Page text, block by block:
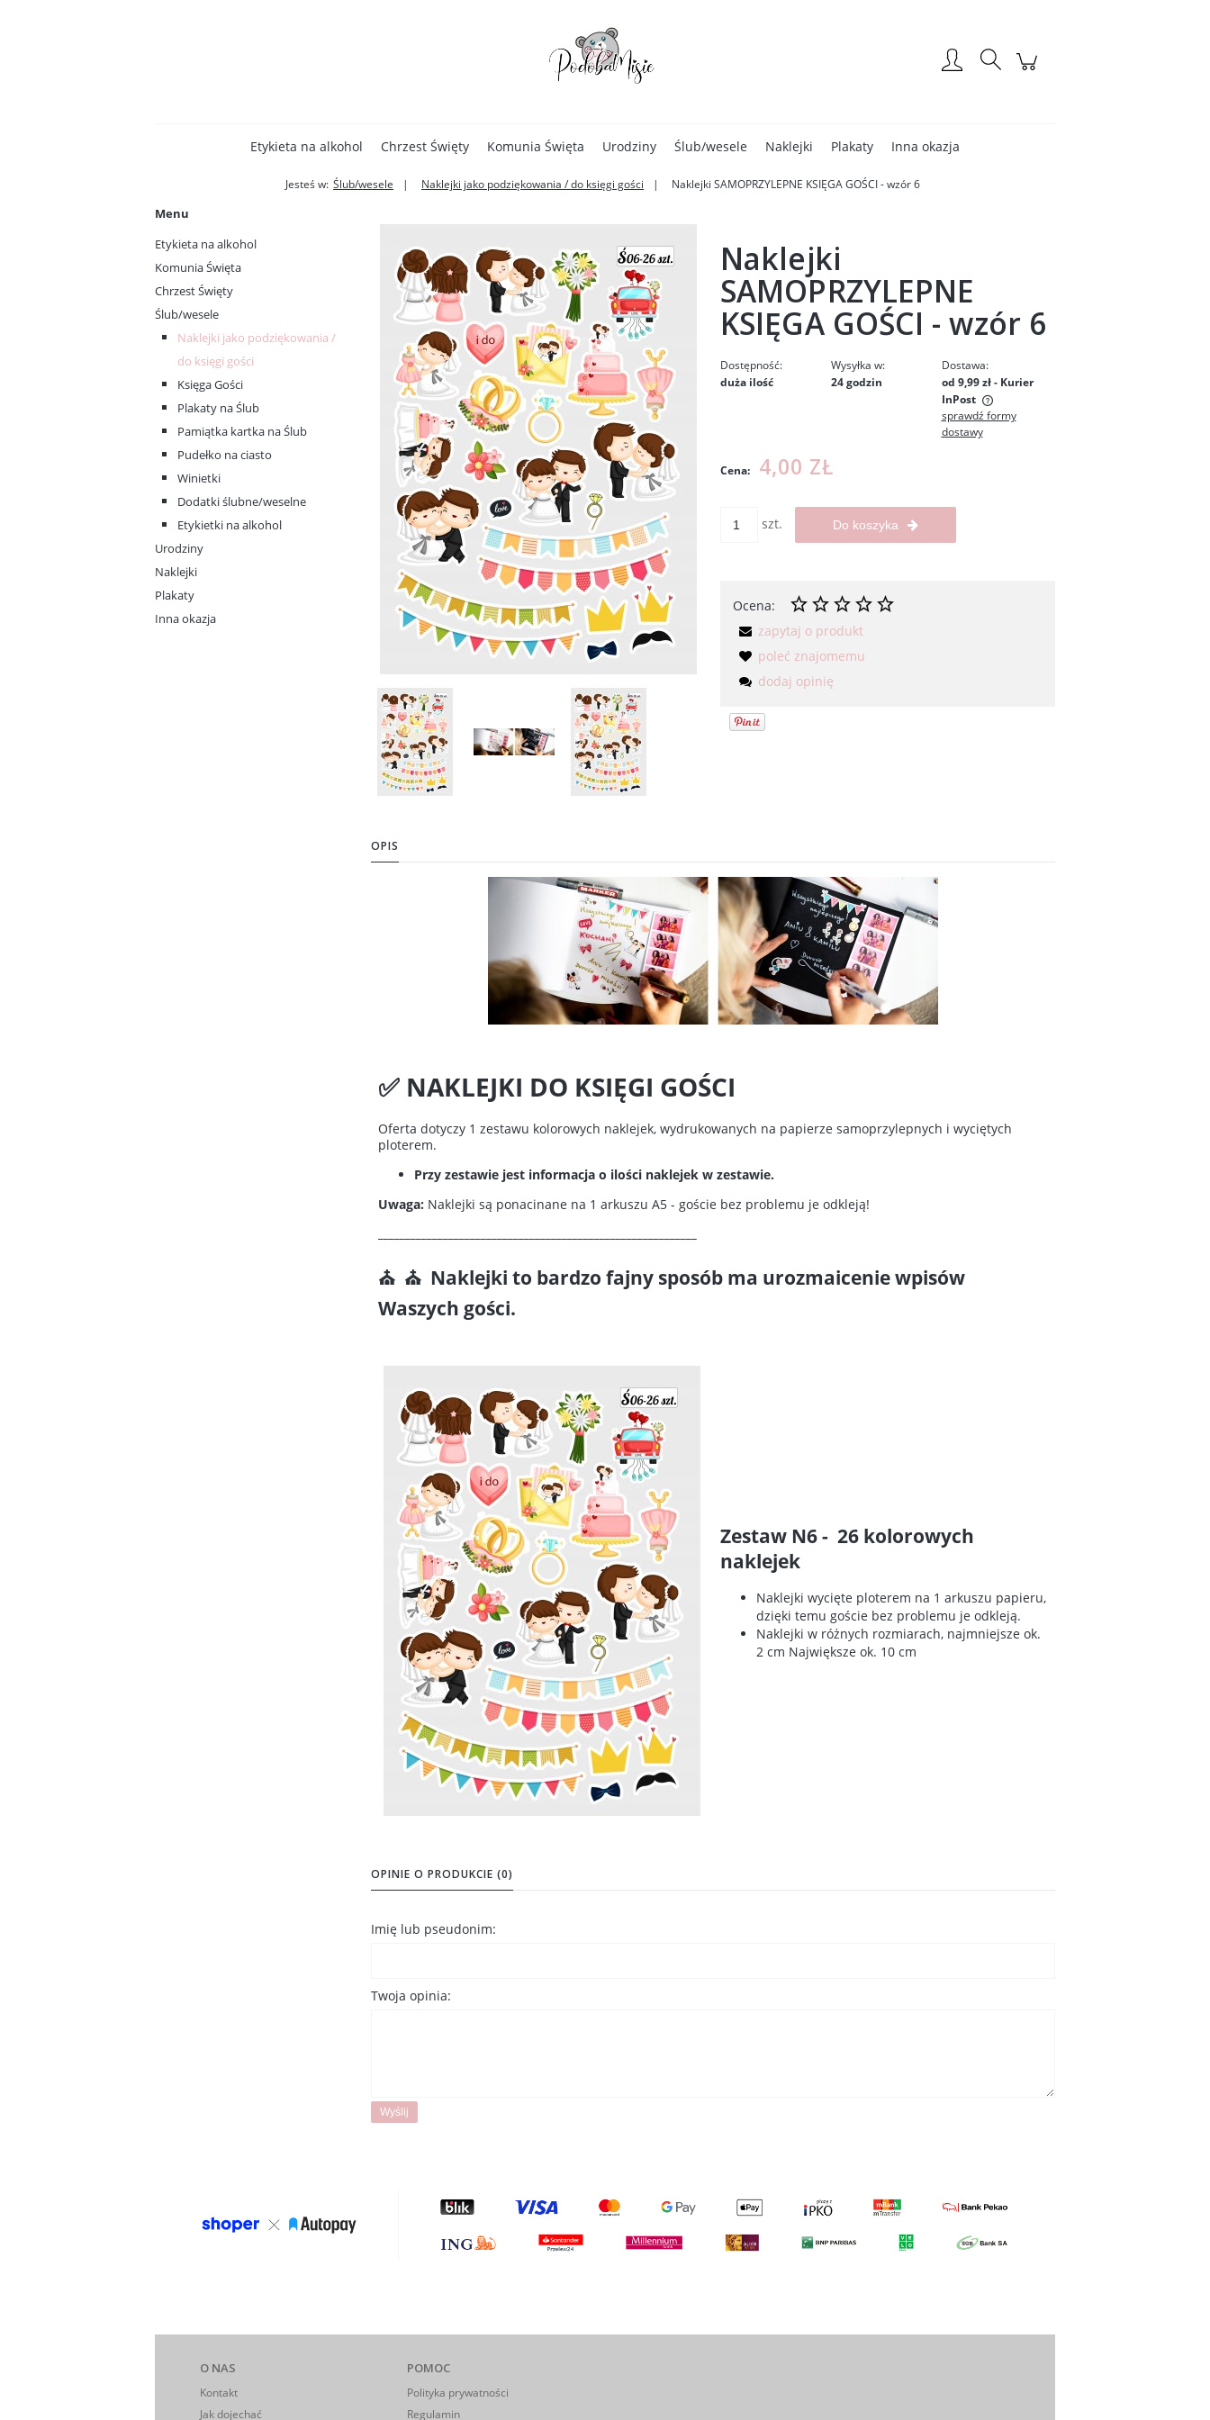
Etykieta na alkohol Chrzest Święty Komunia Święta Urodziny Ślub/wesele Naklejki Plakaty Inna okazja
Jesteś w: Ślub/wesele Naklejki jako podziękowania / do księgi gości Naklejki SAMOPRZYLEPNE KSIĘGA GOŚCI - wzór 6
Menu
Etykieta na alkohol
Komunia Święta
Chrzest Święty
Ślub/wesele
Naklejki jako podziękowania /
do księgi gości
Księga Gości
Plakaty na Ślub
Pamiątka kartka na Ślub
Pudełko na ciasto
Winietki
Dodatki ślubne/weselne
Etykietki na alkohol
Urodziny
Naklejki
Plakaty
Inna okazja
Naklejki
SAMOPRZYLEPNE
KSIĘGA GOŚCI - wzór 6
Dostępność:
duża ilość
Wysyłka w:
24 godzin
Dostawa:
od 9,99 zł - Kurier
InPost
kosztów płatności
sprawdź formy
dostawy
Cena: 4,00 ZŁ
szt. Do koszyka
Ocena:
zapytaj o produkt
poleć znajomemu
dodaj opinię
OPIS
✅ NAKLEJKI DO KSIĘGI GOŚCI
Oferta dotyczy 1 zestawu kolorowych naklejek, wydrukowanych na papierze samoprzylepnych i wyciętych
ploterem.
Przy zestawie jest informacja o ilości naklejek w zestawie.
Uwaga: Naklejki są ponacinane na 1 arkuszu A5 - goście bez problemu je odkleją!
⛪ ⛪ Naklejki to bardzo fajny sposób ma urozmaicenie wpisów
Waszych gości.
Zestaw N6 - 26 kolorowych
naklejek
Naklejki wycięte ploterem na 1 arkuszu papieru,
dzięki temu goście bez problemu je odkleją.
Naklejki w różnych rozmiarach, najmniejsze ok.
2 cm Największe ok. 10 cm
OPINIE O PRODUKCIE (0)
Imię lub pseudonim:
Twoja opinia:
Wyślij
O NAS
Kontakt
Jak dojechać
POMOC
Polityka prywatności
Regulamin